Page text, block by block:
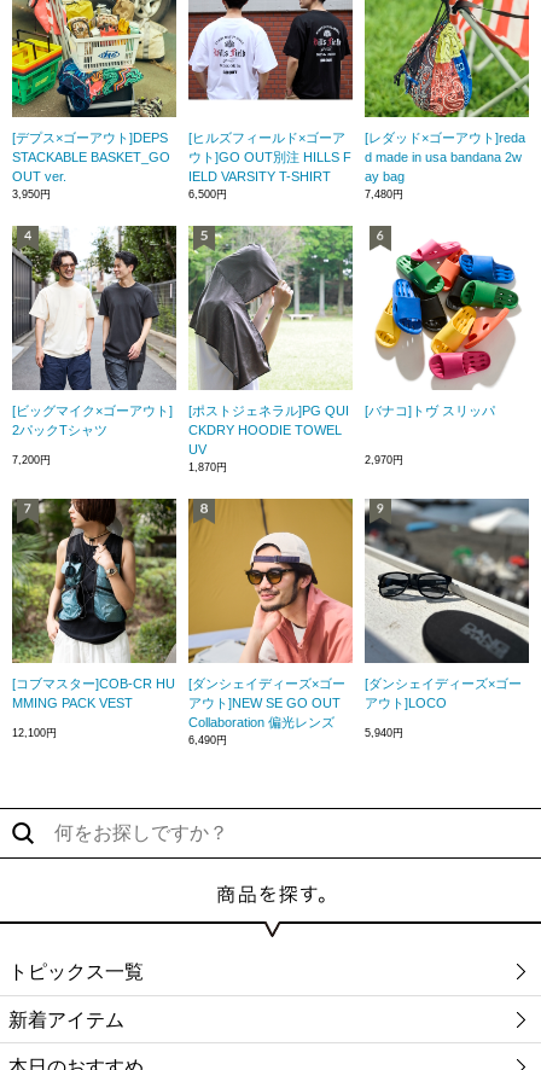
[デプス×ゴーアウト]DEPS
STACKABLE BASKET_GO
OUT ver.
3,950円
[ヒルズフィールド×ゴーア
ウト]GO OUT別注 HILLS F
IELD VARSITY T-SHIRT
6,500円
[レダッド×ゴーアウト]reda
d made in usa bandana 2w
ay bag
7,480円
[ビッグマイク×ゴーアウト]
2パックTシャツ
7,200円
[ポストジェネラル]PG QUI
CKDRY HOODIE TOWEL
UV
1,870円
[バナコ]トヴ スリッパ
2,970円
[コブマスター]COB-CR HU
MMING PACK VEST
12,100円
[ダンシェイディーズ×ゴー
アウト]NEW SE GO OUT
Collaboration 偏光レンズ
6,490円
[ダンシェイディーズ×ゴー
アウト]LOCO
5,940円
トピックス一覧
新着アイテム